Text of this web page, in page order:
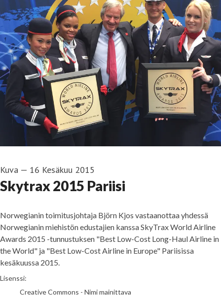
Kuva — 16 Kesäkuu 2015
Skytrax 2015 Pariisi
Norwegianin toimitusjohtaja Björn Kjos vastaanottaa yhdessä
Norwegianin miehistön edustajien kanssa SkyTrax World Airline
Awards 2015 -tunnustuksen "Best Low-Cost Long-Haul Airline in
the World" ja "Best Low-Cost Airline in Europe" Pariisissa
kesäkuussa 2015.
go to media item
Lisenssi:
Creative Commons - Nimi mainittava